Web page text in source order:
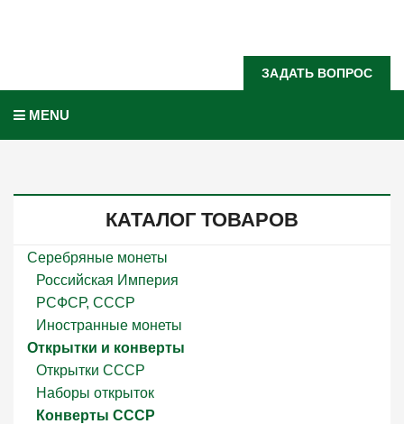
ЗАДАТЬ ВОПРОС
MENU
КАТАЛОГ ТОВАРОВ
Серебряные монеты
Российская Империя
РСФСР, СССР
Иностранные монеты
Открытки и конверты
Открытки СССР
Наборы открыток
Конверты СССР